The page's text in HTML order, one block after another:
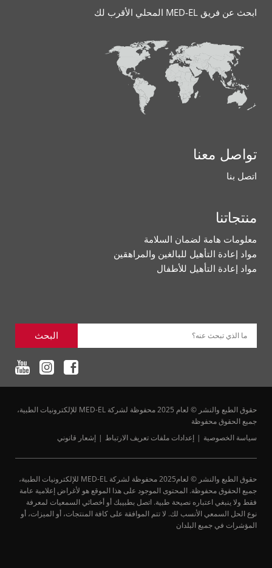
ابحث عن فريق MED-EL المحلي الأقرب لك
تواصل معنا
اتصل بنا
منتجاتنا
معلومات هامة لضمان السلامة
مواد إعادة التأهيل للبالغين والمراهقين
مواد إعادة التأهيل للأطفال
ما الذي تبحث عنه؟ البحث
حقوق الطبع والنشر © لعام 2025 محفوظة لشركة MED-EL للإلكترونيات الطبية،
جميع الحقوق محفوظة
سياسة الخصوصية
إعدادات ملفات تعريف الارتباط إشعار قانوني
حقوق الطبع والنشر © لعام2025 محفوظة لشركة MED-EL للإلكترونيات الطبية،
جميع الحقوق محفوظة. المحتوى الموجود على هذا الموقع هو لأغراض إعلامية عامة
فقط ولا ينبغي اعتباره نصيحة طبية. اتصل بطبيبك أو أخصائي السمعيات لمعرفة
نوع الحل السمعي الأنسب لك. لا تتم الموافقة على كافة المنتجات، أو الميزات، أو
المؤشرات في جميع البلدان